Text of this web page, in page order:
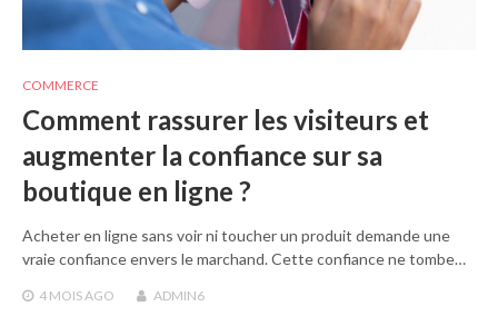
COMMERCE
Comment rassurer les visiteurs et
augmenter la confiance sur sa
boutique en ligne ?
Acheter en ligne sans voir ni toucher un produit demande une
vraie confiance envers le marchand. Cette confiance ne tombe…
4 MOISAGO ADMIN6